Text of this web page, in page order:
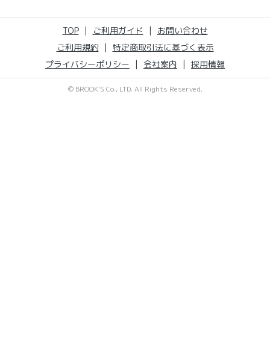
TOP | ご利用ガイド |
お問い合わせ
ご利用規約 | 特定商取引法に基づく表示
プライバシーポリシー | 会社案内 | 採用情報
© BROOK'S Co., LTD. All Rights Reserved.